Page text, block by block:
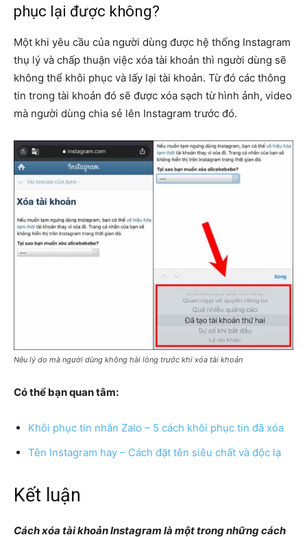
phục lại được không?
Một khi yêu cầu của người dùng được hệ thống Instagram
thụ lý và chấp thuận việc xóa tài khoản thì người dùng sẽ
không thể khôi phục và lấy lại tài khoản. Từ đó các thông
tin trong tài khoản đó sẽ được xóa sạch từ hình ảnh, video
mà người dùng chia sẻ lên Instagram trước đó.
Nêu lý do mà người dùng không hài lòng trước khi xóa tài khoản
Có thể bạn quan tâm:
Khôi phục tin nhắn Zalo – 5 cách khôi phục tin đã xóa
Tên Instagram hay – Cách đặt tên siêu chất và độc lạ
Kết luận
Cách xóa tài khoản Instagram là một trong những cách